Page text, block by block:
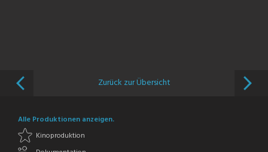
Zurück zur Übersicht
Alle Produktionen anzeigen.
Kinoproduktion